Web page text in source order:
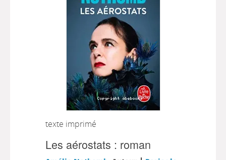
texte imprimé
Les aérostats : roman